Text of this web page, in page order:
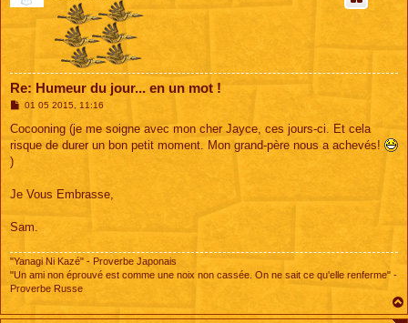
Re: Humeur du jour... en un mot !
M
s
a
01 05 2015, 11:16
Cocooning (je me soigne avec mon cher Jayce, ces jours-ci. Et cela
risque de durer un bon petit moment. Mon grand-père nous a achevés!
)
Je Vous Embrasse,
Sam.
"Yanagi Ni Kazé" - Proverbe Japonais
"Un ami non éprouvé est comme une noix non cassée. On ne sait ce qu'elle renferme" -
Proverbe Russe